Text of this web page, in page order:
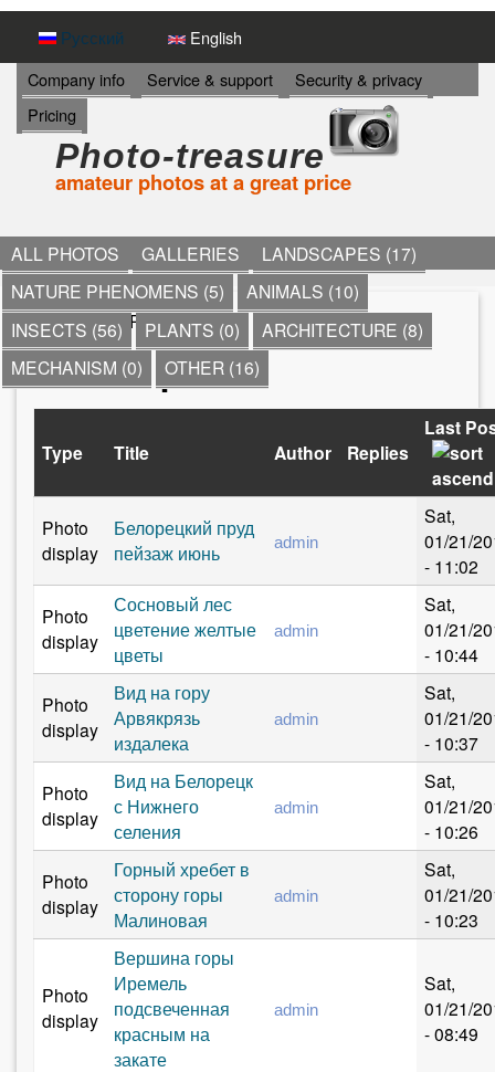
to
main
Русский English
И
Н
Ф
О
И
Я
Company info Service & support
Security & privacy
Pricing
Photo-treasure
amateur photos at a great price
ALL PHOTOS GALLERIES
LANDSCAPES (17)
NATURE PHENOMENS (5)
ANIMALS (10)
INSECTS (56)
PLANTS (0)
ARCHITECTURE (8)
MECHANISM (0)
OTHER (16)
Y
o
a
r
e
h
e
r
e
->Home» Recent content
Recent posts
Type Title Author Replies
Last
Photo
display
Белорецкий пруд
пейзаж июнь
admin
Sat,
01/21/
- 11:02
Photo
display
Сосновый лес
цветение желтые
цветы
admin
Sat,
01/21/
- 10:44
Photo
display
Вид на гору
Арвякрязь
издалека
admin
Sat,
01/21/
- 10:37
Photo
display
Вид на Белорецк
с Нижнего
селения
admin
Sat,
01/21/
- 10:26
Photo
display
Горный хребет в
сторону горы
Малиновая
admin
Sat,
01/21/
- 10:23
Photo
display
Вершина горы
Иремель
подсвеченная
красным на
закате
admin
Sat,
01/21/
- 08:49